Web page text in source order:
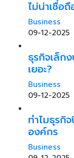
ไม่น่าเชื่อถื
Business
09-12-2025
ธุรกิจเล็ก
เยอะ?
Business
09-12-2025
ทำไมธุรกิ
องค์กร
Business